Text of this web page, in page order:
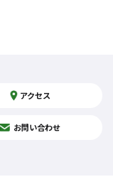
アクセス
お問い合わせ